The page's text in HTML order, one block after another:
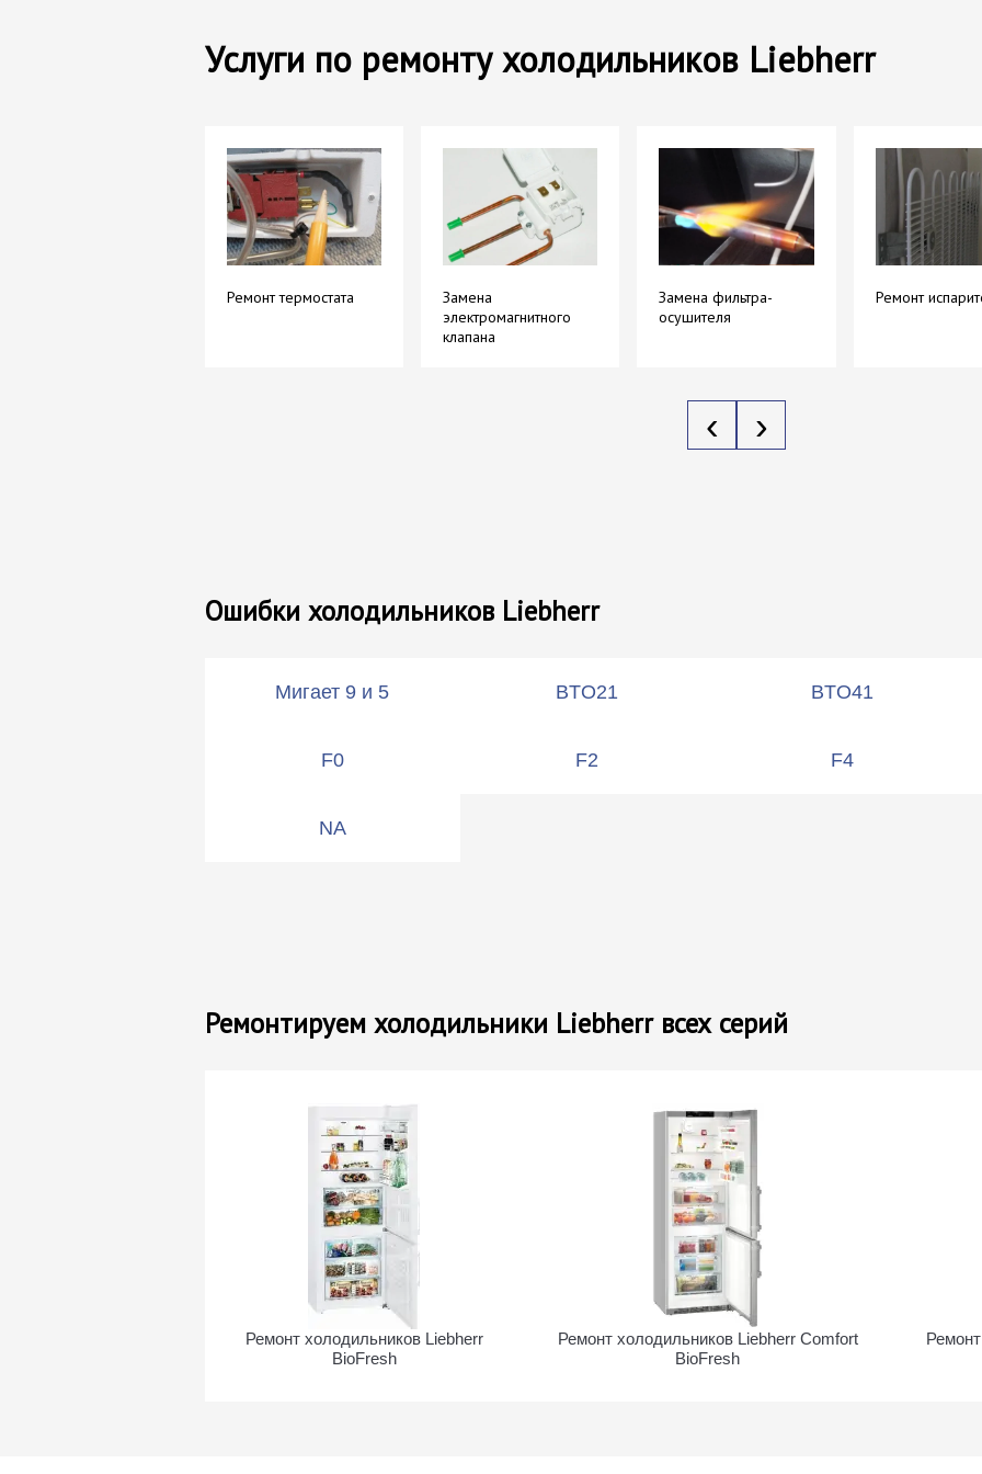
Услуги по ремонту холодильников Liebherr
Ремонт термостата
Замена
электромагнитного
клапана
Замена фильтра-
осушителя
Ремонт
‹ ›
Ошибки холодильников Liebherr
Мигает 9 и 5 BTO21 BTO41
F0 F2 F4
NA
Ремонтируем холодильники Liebherr всех серий
Ремонт холодильников Liebherr
BioFresh
Ремонт холодильников Liebherr Comfort
BioFresh